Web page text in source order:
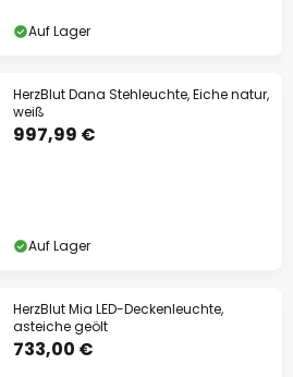
Auf Lager
HerzBlut Dana Stehleuchte, Eiche natur,
weiß
997,99 €
Auf Lager
HerzBlut Mia LED-Deckenleuchte,
asteiche geölt
733,00 €